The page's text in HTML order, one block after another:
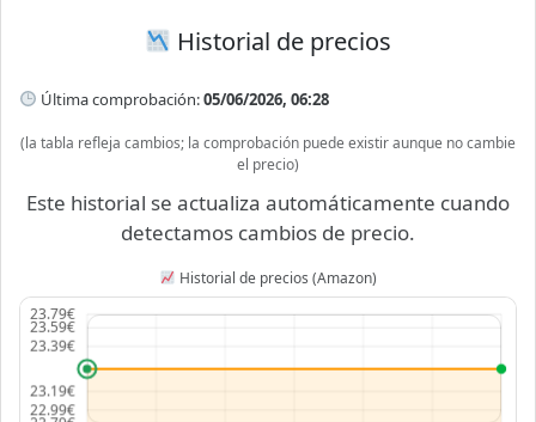
Historial de precios
Última comprobación:05/06/2026, 06:28
(la tabla refleja cambios; la comprobación puede existir aunque no cambie
el precio)
Este historial se actualiza automáticamente cuando
detectamos cambios de precio.
Historial de precios (Amazon)